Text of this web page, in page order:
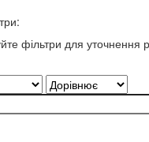
фільтри для уточнення